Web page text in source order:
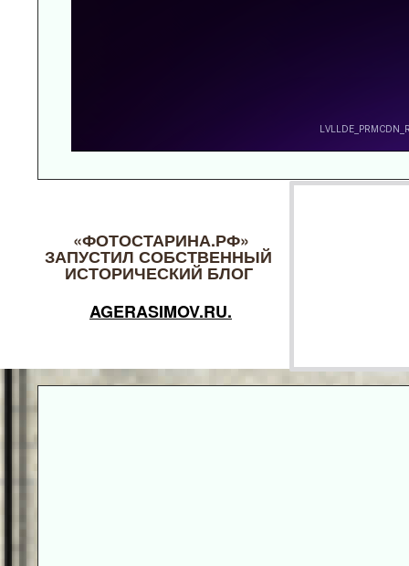
«ФОТОСТАРИНА.РФ»
ЗАПУСТИЛ СОБСТВЕННЫЙ
ИСТОРИЧЕСКИЙ БЛОГ
AGERASIMOV.RU.